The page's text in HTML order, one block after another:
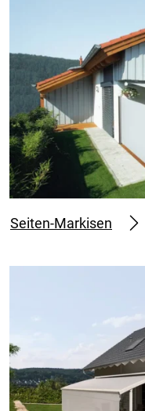
Seiten-Markisen